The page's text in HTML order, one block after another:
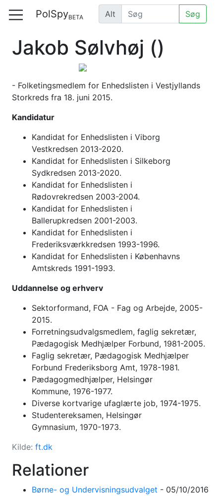
PolSpyBETA Alt Søg
Jakob Sølvhøj ()
- Folketingsmedlem for Enhedslisten i Vestjyllands
Storkreds fra 18. juni 2015.
Kandidatur
Kandidat for Enhedslisten i Viborg
Vestkredsen 2013-2020.
Kandidat for Enhedslisten i Silkeborg
Sydkredsen 2013-2020.
Kandidat for Enhedslisten i
Rødovrekredsen 2003-2004.
Kandidat for Enhedslisten i
Ballerupkredsen 2001-2003.
Kandidat for Enhedslisten i
Frederiksværkkredsen 1993-1996.
Kandidat for Enhedslisten i Københavns
Amtskreds 1991-1993.
Uddannelse og erhverv
Sektorformand, FOA - Fag og Arbejde, 2005-
2015.
Forretningsudvalgsmedlem, faglig sekretær,
Pædagogisk Medhjælper Forbund, 1981-2005.
Faglig sekretær, Pædagogisk Medhjælper
Forbund Frederiksborg Amt, 1978-1981.
Pædagogmedhjælper, Helsingør
Kommune, 1976-1977.
Diverse kortvarige ufaglærte job, 1974-1975.
Studentereksamen, Helsingør
Gymnasium, 1970-1973.
Kilde: ft.dk
Relationer
Børne- og Undervisningsudvalget - 05/10/2016